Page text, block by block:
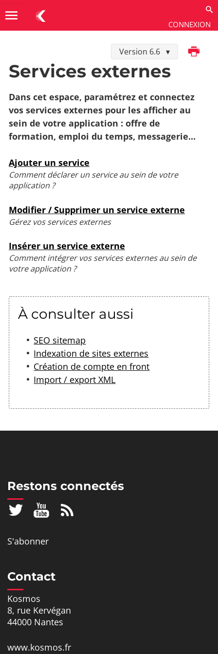
CONNEXION
menu
Version 6.6Imprimer
Services externes
Services externes
Dans cet espace, paramétrez et connectez
vos services externes pour les afficher au
sein de votre application : offre de
formation, emploi du temps, messagerie...
Ajouter un service
Comment déclarer un service au sein de votre
application ?
Modifier / Supprimer un service externe
Gérez vos services externes
Insérer un service externe
Comment intégrer vos services externes au sein de
votre application ?
À consulter aussi
SEO sitemap
Indexation de sites externes
Création de compte en front
Import / export XML
Restons connectés
S'abonner
Contact
Kosmos
8, rue Kervégan
44000 Nantes
www.kosmos.fr